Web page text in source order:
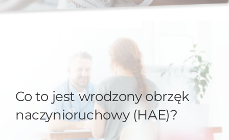
Co to jest wrodzony obrzęk
naczynioruchowy (HAE)?